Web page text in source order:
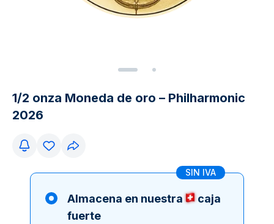
1/2 onza Moneda de oro – Philharmonic
2026
SIN IVA
Almacena en nuestra
caja
fuerte